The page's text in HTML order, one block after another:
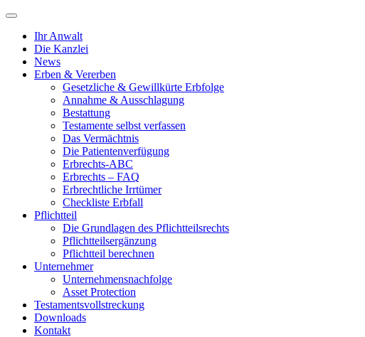
Ihr Anwalt
Die Kanzlei
News
Erben & Vererben
Gesetzliche & Gewillkürte Erbfolge
Annahme & Ausschlagung
Bestattung
Testamente selbst verfassen
Das Vermächtnis
Die Patientenverfügung
Erbrechts-ABC
Erbrechts – FAQ
Erbrechtliche Irrtümer
Checkliste Erbfall
Pflichtteil
Die Grundlagen des Pflichtteilsrechts
Pflichtteilsergänzung
Pflichtteil berechnen
Unternehmer
Unternehmensnachfolge
Asset Protection
Testamentsvollstreckung
Downloads
Kontakt